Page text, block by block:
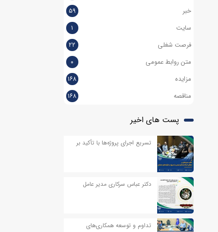
خبر
۵۹
سایت
۱
فرصت شغلی
۲۲
متن روابط عمومی
۰
مزایده
۱۶۸
مناقصه
۱۶۸
پست های اخیر
تسریع اجرای پروژه‌ها با تأکید بر
دکتر عباس سرکاری مدیر عامل
پیامی به مناسبت اربعین حسینی
تداوم و توسعه همکاری‌های